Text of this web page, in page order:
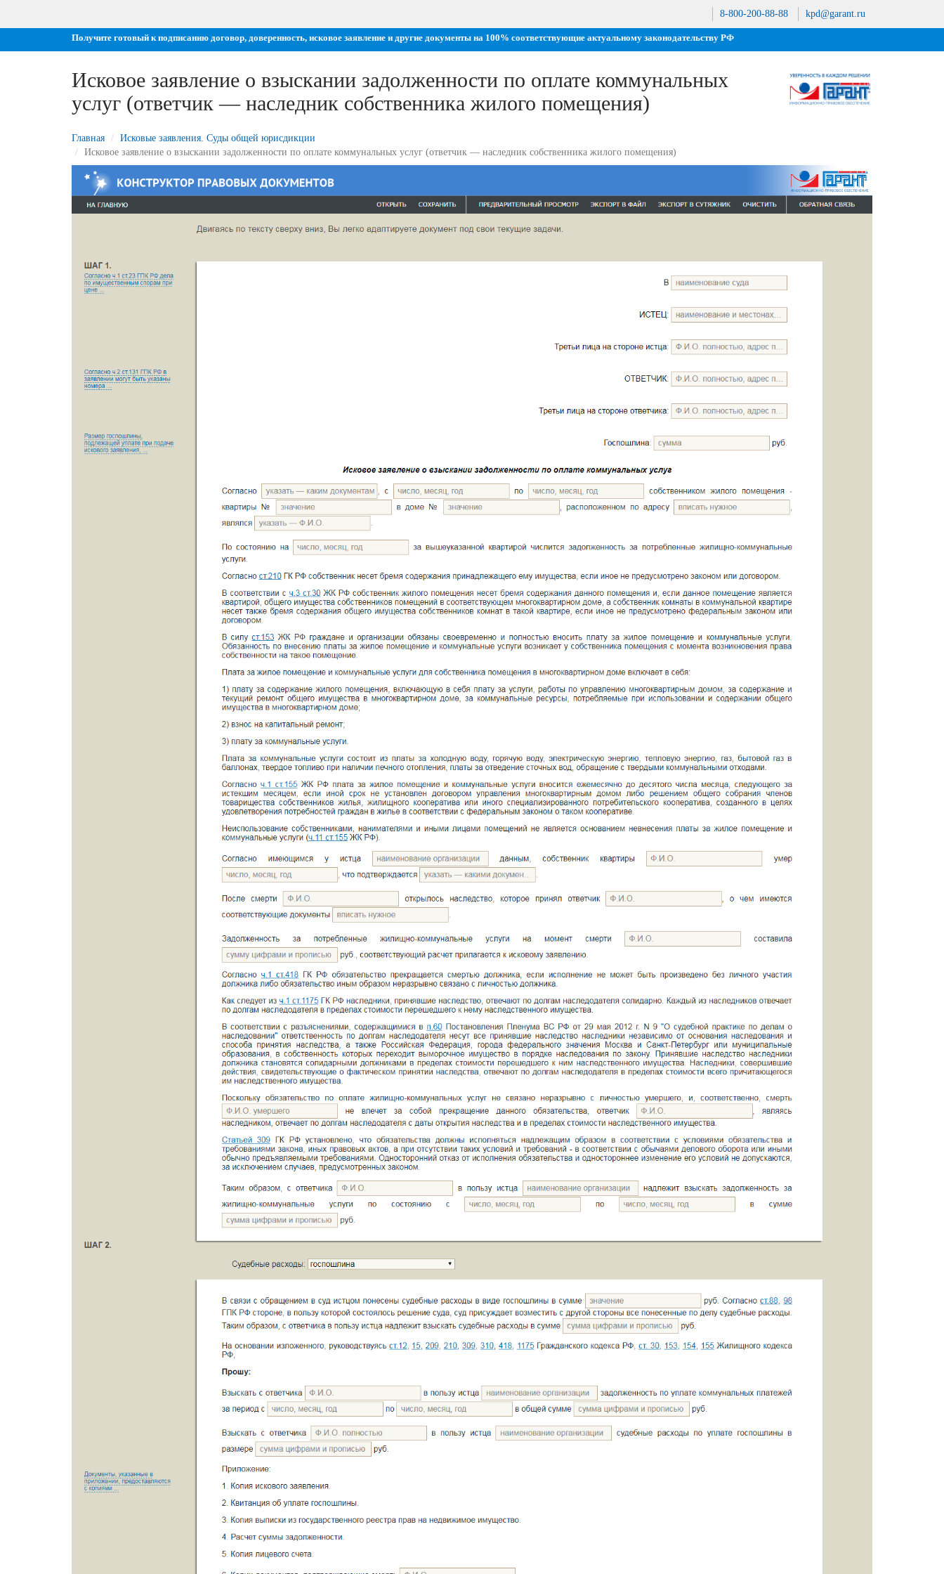
8-800-200-88-88 kpd@garant.ru
Получите готовый к подписанию договор, доверенность, исковое заявление и другие документы на 100% соответствующие актуальному законодательству РФ
Исковое заявление о взыскании задолженности по оплате коммунальных
услуг (ответчик — наследник собственника жилого помещения)
Главная
Исковые заявления. Суды общей юрисдикции
Исковое заявление о взыскании задолженности по оплате коммунальных услуг (ответчик — наследник собственника жилого помещения)